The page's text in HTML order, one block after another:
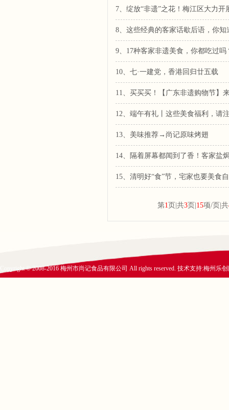
7、绽放“非遗”之花！梅江区大力
8、这些经典的客家话歇后语，你知
9、17种客家非遗美食，你都吃过吗
10、七·一建党，香港回归廿五载
11、买买买！【广东非遗购物节】
12、端午有礼丨这些美食福利，请
13、美味推荐→尚记原味烤翅
14、隔着屏幕都闻到了香！客家盐
15、清明好“食”节，宅家也要美食
第1 页|共3页| 15项/页|共
Copyright © 2008-2016 梅州市尚记食品有限公司 All rights reserved. 技术支持:梅州乐